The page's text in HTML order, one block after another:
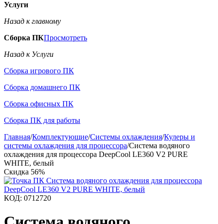
Услуги
Назад к главному
Сборка ПКПросмотреть
Назад к Услуги
Сборка игрового ПК
Сборка домашнего ПК
Сборка офисных ПК
Сборка ПК для работы
Главная/Комплектующие/Системы охлаждения/Кулеры и
системы охлаждения для процессора/Система водяного
охлаждения для процессора DeepCool LE360 V2 PURE
WHITE, белый
Скидка 56%
КОД: 0712720